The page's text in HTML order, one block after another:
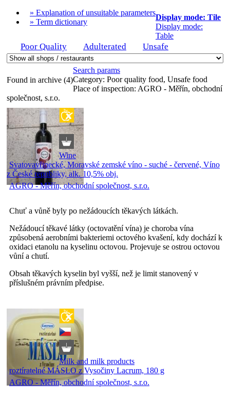
authority
» Explanation of unsuitable parameters
» Term dictionary
Display mode: Tile
Display mode:
Table
Poor Quality Adulterated Unsafe
Found in archive (4)
Search params
Category: Poor quality food, Unsafe food
Place of inspection: AGRO - Měřín, obchodní
společnost, s.r.o.
Wine
Svatovavřinecké, Moravské zemské víno - suché - červené, Víno
z České republiky, alk. 10,5% obj.
AGRO - Měřín, obchodní společnost, s.r.o.
Chuť a vůně byly po nežádoucích těkavých látkách.
Nežádoucí těkavé látky (octovatění vína) je choroba vína
způsobená aerobními bakteriemi octového kvašení, kdy dochází k
oxidaci etanolu na kyselinu octovou. Projevuje se ostrou octovou
vůní a chutí.
Obsah těkavých kyselin byl vyšší, než je limit stanovený v
příslušném právním předpise.
Milk and milk products
roztíratelné MÁSLO z Vysočiny Lacrum, 180 g
AGRO - Měřín, obchodní společnost, s.r.o.